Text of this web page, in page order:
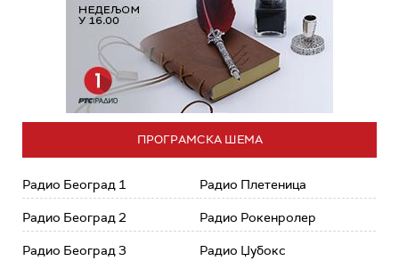
ПРОГРАМСКА ШЕМА
Радио Београд 1
Радио Београд 2
Радио Београд 3
Радио Плетеница
Радио Рокенролер
Радио Џубокс